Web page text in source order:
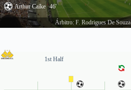
Arthur Caíke 46'
Árbitro: F. Rodrigues De Souza
1st Half